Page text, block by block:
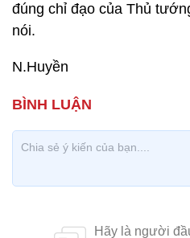
đúng chỉ đạo của Thủ
nói.
N.Huyền